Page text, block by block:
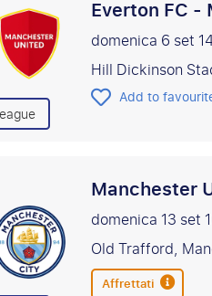
Everton FC
domenica 6 set
Hill Dickinson
Add to
Manchester
domenica 13 set
Old Trafford,
Affrettati